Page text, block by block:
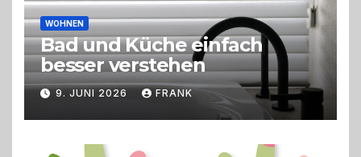
WOHNEN
Bad und Küche einfach
besser verstehen
9. JUNI 2026 FRANK